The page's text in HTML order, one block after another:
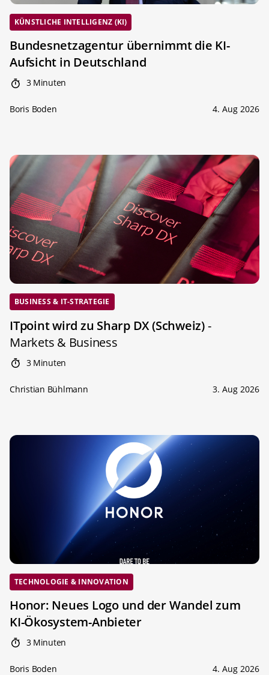
KÜNSTLICHE INTELLIGENZ (KI)
Bundesnetzagentur übernimmt die KI-
Aufsicht in Deutschland
3 Minuten
Boris Boden 4. Aug 2026
BUSINESS & IT-STRATEGIE
ITpoint wird zu Sharp DX (Schweiz)-
Markets & Business
3 Minuten
Christian Bühlmann 3. Aug 2026
TECHNOLOGIE & INNOVATION
Honor: Neues Logo und der Wandel zum
KI-Ökosystem-Anbieter
3 Minuten
Boris Boden 4. Aug 2026